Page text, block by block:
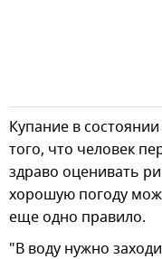
Купание в
того, что человек
здраво оценивать
хорошую погоду
еще одно правило.
"В воду нужно